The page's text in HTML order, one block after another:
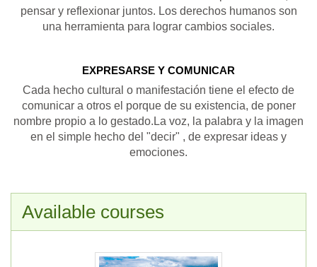
pensar y reflexionar juntos. Los derechos humanos son
una herramienta para lograr cambios sociales.
EXPRESARSE Y COMUNICAR
Cada hecho cultural o manifestación tiene el efecto de
comunicar a otros el porque de su existencia, de poner
nombre propio a lo gestado.La voz, la palabra y la imagen
en el simple hecho del "decir" , de expresar ideas y
emociones.
Available courses